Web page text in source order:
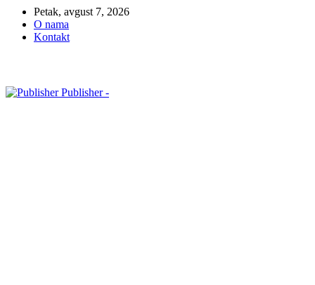
Petak, avgust 7, 2026
O nama
Kontakt
Publisher -